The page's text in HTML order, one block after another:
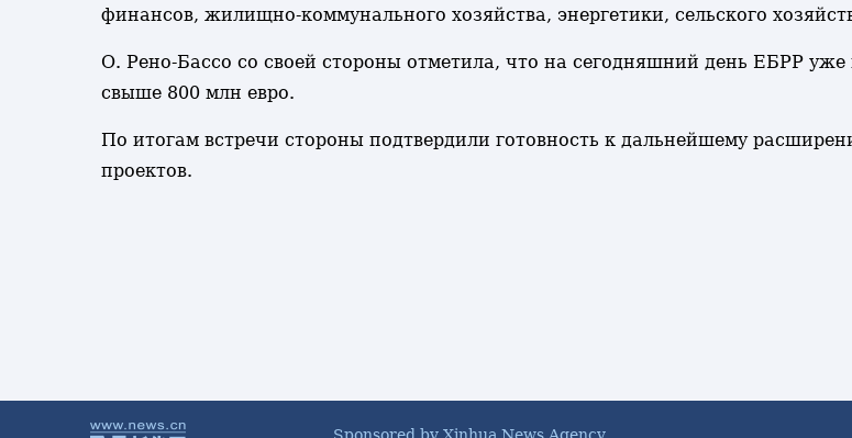
финансов, жилищно-коммунального хозяйства, энергетики, сельского
О. Рено-Бассо со своей стороны отметила, что на сегодняшний день ЕБРР
свыше 800 млн евро.
По итогам встречи стороны подтвердили готовность к дальнейшему
проектов.